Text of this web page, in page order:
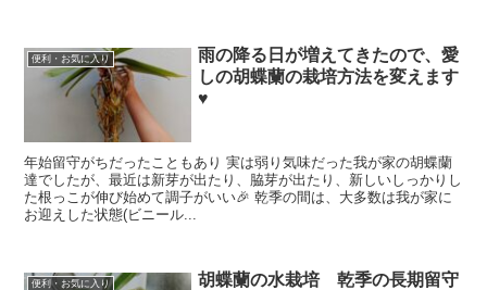
便利・お気に入り
雨の降る日が増えてきたので、愛
しの胡蝶蘭の栽培方法を変えます
♥
年始留守がちだったこともあり 実は弱り気味だった我が家の胡蝶蘭
達でしたが、最近は新芽が出たり、脇芽が出たり、新しいしっかりし
た根っこが伸び始めて調子がいい🎉 乾季の間は、大多数は我が家に
お迎えした状態(ビニール...
便利・お気に入り
胡蝶蘭の水栽培 乾季の長期留守